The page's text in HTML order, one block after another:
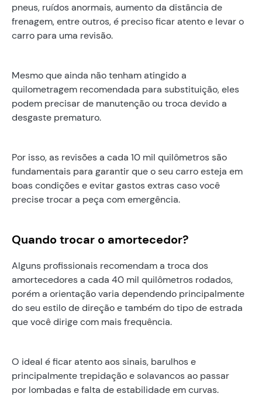
pneus, ruídos anormais, aumento da distância de
frenagem, entre outros, é preciso ficar atento e levar o
carro para uma revisão.
Mesmo que ainda não tenham atingido a
quilometragem recomendada para substituição, eles
podem precisar de manutenção ou troca devido a
desgaste prematuro.
Por isso, as revisões a cada 10 mil quilômetros são
fundamentais para garantir que o seu carro esteja em
boas condições e evitar gastos extras caso você
precise trocar a peça com emergência.
Quando trocar o amortecedor?
Alguns profissionais recomendam a troca dos
amortecedores a cada 40 mil quilômetros rodados,
porém a orientação varia dependendo principalmente
do seu estilo de direção e também do tipo de estrada
que você dirige com mais frequência.
O ideal é ficar atento aos sinais, barulhos e
principalmente trepidação e solavancos ao passar
por lombadas e falta de estabilidade em curvas.